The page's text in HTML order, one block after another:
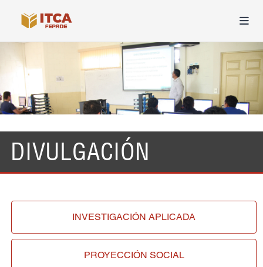
DIVULGACIÓN
INVESTIGACIÓNAPLICADA
PROYECCIÓN SOCIAL